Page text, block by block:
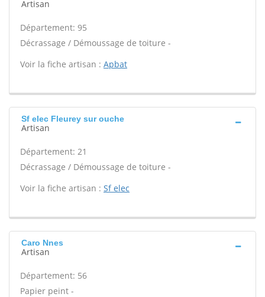
Artisan
Département: 95
Décrassage / Démoussage de toiture -
Voir la fiche artisan : Apbat
Sf elec Fleurey sur ouche
Artisan
Département: 21
Décrassage / Démoussage de toiture -
Voir la fiche artisan : Sf elec
Caro Nnes
Artisan
Département: 56
Papier peint -